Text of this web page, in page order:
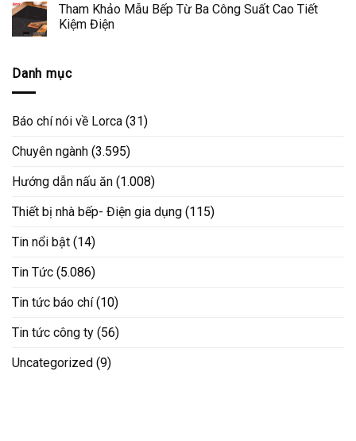
Tham Khảo Mẫu Bếp Từ Ba Công Suất Cao Tiết
Kiệm Điện
Danh mục
Báo chí nói về Lorca (31)
Chuyên ngành (3.595)
Hướng dẫn nấu ăn (1.008)
Thiết bị nhà bếp- Điện gia dụng (115)
Tin nổi bật (14)
Tin Tức (5.086)
Tin tức báo chí(10)
Tin tức công ty (56)
Uncategorized (9)